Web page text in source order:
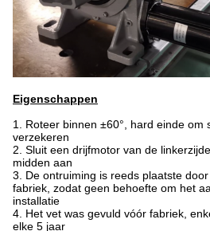
Eigenschappen
1. Roteer binnen ±60°, hard einde om
verzekeren
2. Sluit een drijfmotor van de
midden aan
3. De ontruiming is reeds plaatste
fabriek, zodat geen behoefte om het
installatie
4. Het vet was gevuld vóór fabriek,
elke 5 jaar